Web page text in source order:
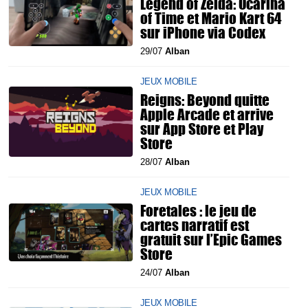
of Time et Mario Kart 64
sur iPhone via Codex
29/07 Alban
JEUX MOBILE
Reigns: Beyond quitte
Apple Arcade et arrive
sur App Store et Play
Store
28/07 Alban
JEUX MOBILE
Foretales : le jeu de
cartes narratif est
gratuit sur l’Epic Games
Store
24/07 Alban
JEUX MOBILE